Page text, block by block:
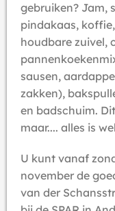
gebruiken? Jam,
pindakaas,
houdbare zuivel,
sausen,
zakken),
en badschuim.
maar.... alles is
U kunt vanaf
november de
van der